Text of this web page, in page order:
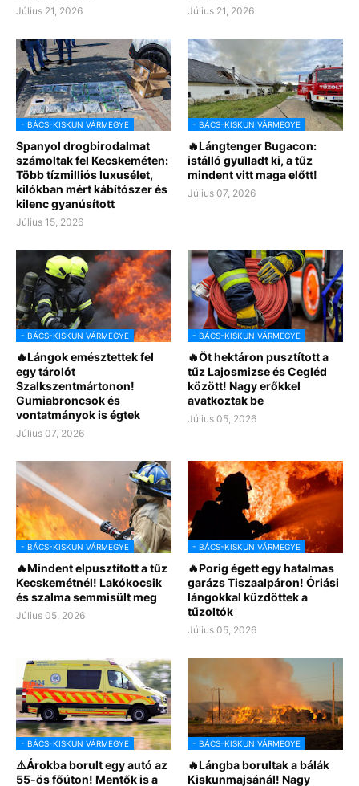
Július 21, 2026 Július 21, 2026
- BÁCS-KISKUN VÁRMEGYE
Spanyol drogbirodalmat
számoltak fel Kecskeméten:
Több tízmilliós luxusélet,
kilókban mért kábítószer és
kilenc gyanúsított
Július 15, 2026
- BÁCS-KISKUN VÁRMEGYE
🔥Lángtenger Bugacon:
istálló gyulladt ki, a tűz
mindent vitt maga előtt!
Július 07, 2026
- BÁCS-KISKUN VÁRMEGYE
🔥Lángok emésztettek fel
egy tárolót
Szalkszentmártonon!
Gumiabroncsok és
vontatmányok is égtek
Július 07, 2026
- BÁCS-KISKUN VÁRMEGYE
🔥Öt hektáron pusztított a
tűz Lajosmizse és Cegléd
között! Nagy erőkkel
avatkoztak be
Július 05, 2026
- BÁCS-KISKUN VÁRMEGYE
🔥Mindent elpusztított a tűz
Kecskemétnél! Lakókocsik
és szalma semmisült meg
Július 05, 2026
- BÁCS-KISKUN VÁRMEGYE
🔥Porig égett egy hatalmas
garázs Tiszaalpáron! Óriási
lángokkal küzdöttek a
tűzoltók
Július 05, 2026
- BÁCS-KISKUN VÁRMEGYE
⚠️Árokba borult egy autó az
55-ös főúton! Mentők is a
- BÁCS-KISKUN VÁRMEGYE
🔥Lángba borultak a bálák
Kiskunmajsánál! Nagy